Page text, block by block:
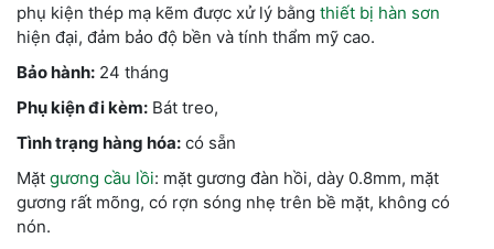
phụ kiện thép mạ kẽm được xử lý bằng thiết bị hàn sơn
hiện đại, đảm bảo độ bền và tính thẩm mỹ cao.
Bảo hành: 24 tháng
Phụ kiện đi kèm: Bát treo,
Tình trạng hàng hóa: có sẵn
Mặt gương cầu lồi: mặt gương đàn hồi, dày 0.8mm, mặt
gương rất mõng, có rợn sóng nhẹ trên bề mặt, không có
nón.